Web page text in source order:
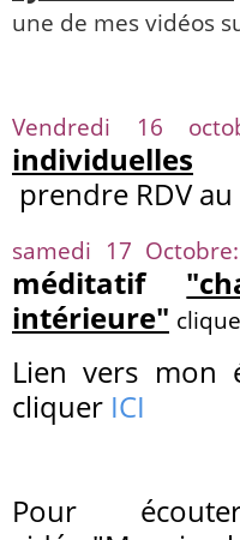
une de mes vidéos
Vendredi 16
individuelles
prendre RDV
samedi 17 Octobre:
méditatif
intérieure"
Lien vers mon
cliquer ICI
Pour